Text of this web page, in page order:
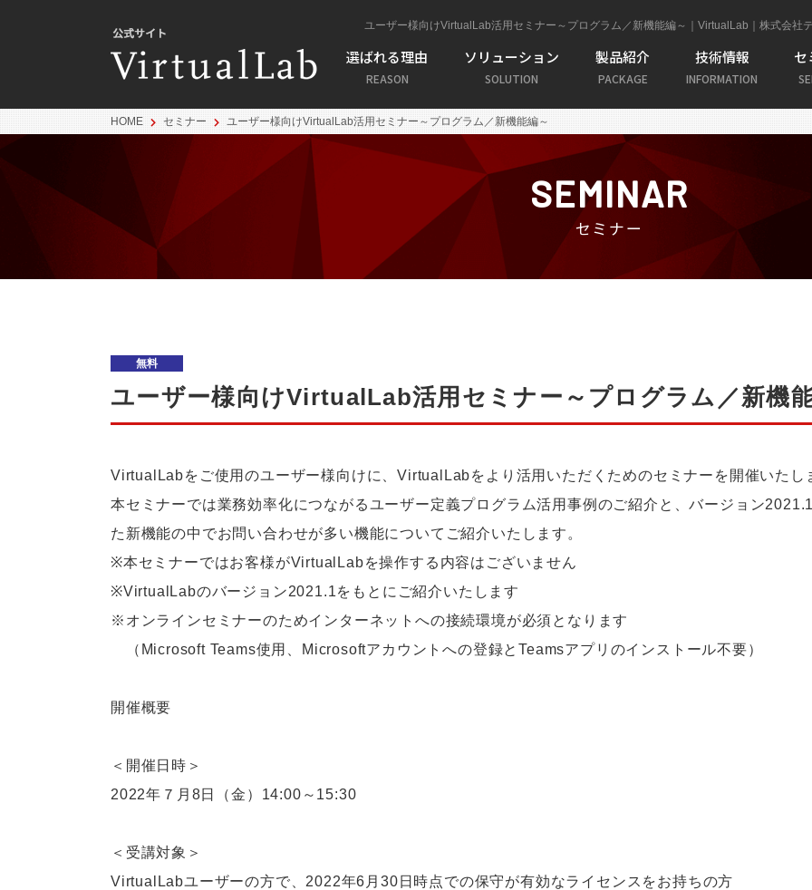
選ばれる理由
REASON
ソリューション
SOLUTION
レーザー光学系 回折光学素子 回折格子やナノ構造を含む光学系
製品紹介
PACKAGE
VirtualLab Fusion Grating Package
Diffractive Optics Packag
Light Shaping Package
Flat Lens Package
技術情報
INFORMATION
システム要件 チュートリアル ユースケース
セ
ユーザー様向けVirtualLab活用セミナー～プログラム／新機能編～｜VirtualLab｜株式会社
HOME セミナー ユーザー様向けVirtualLab活用セミナー～プログラム／新機能編～
SEMINAR
セミナー
無料
ユーザー様向けVirtualLab活用セミナー～プログラム／新機
VirtualLabをご使用のユーザー様向けに、VirtualLabをより活用いただくためのセミナーを開催いたし
本セミナーでは業務効率化につながるユーザー定義プログラム活用事例のご紹介と、バージョン
た新機能の中でお問い合わせが多い機能についてご紹介いたします。
※本セミナーではお客様がVirtualLabを操作する内容はございません
※VirtualLabのバージョン2021.1をもとにご紹介いたします
※オンラインセミナーのためインターネットへの接続環境が必須となります
（Microsoft Teams使用、Microsoftアカウントへの登録とTeamsアプリのインストール不要）
開催概要
＜開催日時＞
2022年７月8日（金）14:00～15:30
＜受講対象＞
VirtualLabユーザーの方で、2022年6月30日時点での保守が有効なライセンスをお持ちの方